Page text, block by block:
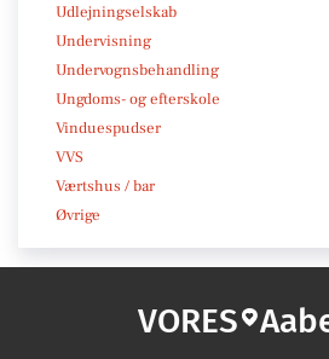
Udlejningselskab
Undervisning
Undervognsbehandling
Ungdoms- og efterskole
Vinduespudser
VVS
Værtshus / bar
Øvrige
VORES